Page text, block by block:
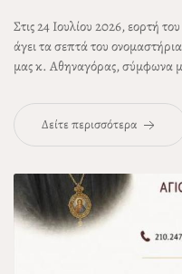
Στις 24 Ιουλίου 2026, εορτή
άγει τα σεπτά του
μαςκ. Αθηναγόρας, σύμφωνα
Δείτε περισσότερα